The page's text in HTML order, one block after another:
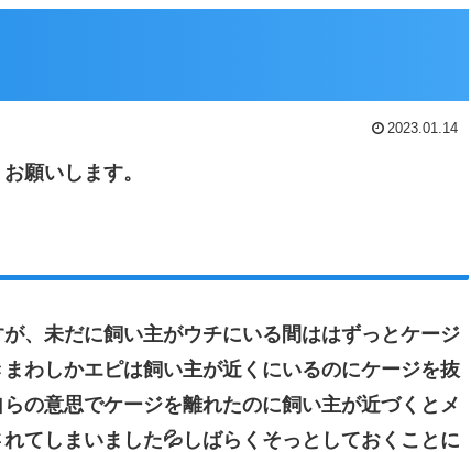
2023.01.14
願いします。
、未だに飼い主がウチにいる間ははずっとケージ
わしかエピは飼い主が近くにいるのにケージを抜
の意思でケージを離れたのに飼い主が近づくとメ
てしまいました💦しばらくそっとしておくことに